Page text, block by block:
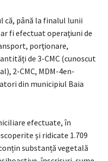
că, până la finalul lunii
fi efectuat operaţiuni de
porţionare,
de 3-CMC (cunoscut
2-CMC, MDM-4en-
din municipiul Baia
efectuate, în
și ridicate 1.709
substanță vegetală